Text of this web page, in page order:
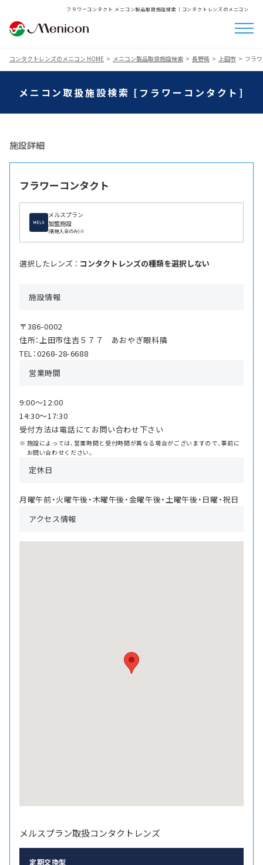
フラワーコンタクト メニコン製品取扱施設検索│コンタクトレンズのメニコン
コンタクトレンズのメニコン HOME メニコン製品取扱施設検索 長野県 上田市 フラ
メニコン取扱施設検索 [フラワーコンタクト]
施設詳細
フラワーコンタクト
メルスプラン
加盟施設
(新規入会のみ)※
選択したレンズ ： コンタクトレンズの種類を選択しない
施設情報
〒386-0002
住所：上田市住吉５７７ あおやぎ眼科隣
TEL：0268-28-6688
営業時間
9:00〜12:00
14:30〜17:30
受付方法は電話にてお問い合わせ下さい
施設によっては、営業時間と受付時間が異なる場合がございますので、事前に
お問い合わせください。
定休日
月曜午前・火曜午後・木曜午後・金曜午後・土曜午後・日曜・祝日
アクセス情報
メルスプラン取扱コンタクトレンズ
定期交換型